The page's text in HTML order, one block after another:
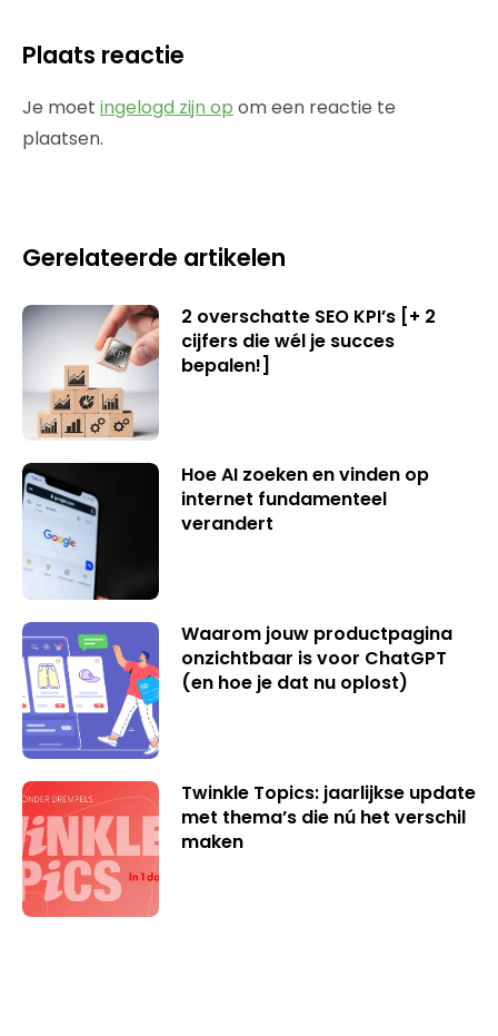
Plaats reactie
Je moet ingelogd zijn op om een reactie te
plaatsen.
Gerelateerde artikelen
2 overschatte SEO KPI’s [+ 2
cijfers die wél je succes
bepalen!]
Hoe AI zoeken en vinden op
internet fundamenteel
verandert
Waarom jouw productpagina
onzichtbaar is voor ChatGPT
(en hoe je dat nu oplost)
Twinkle Topics: jaarlijkse update
met thema’s die nú het verschil
maken